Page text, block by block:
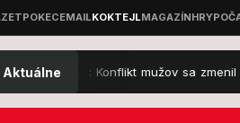
Aktuálne
Konflikt mužov sa zmenil na krvavý